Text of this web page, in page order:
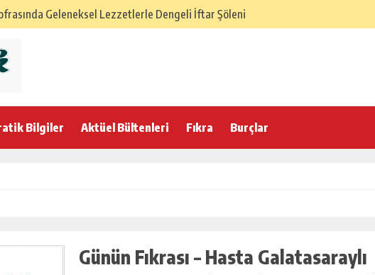
Geleneksel Lezzetlerle Dengeli İftar Şöleni
İFTAR SOFRASI – Gelenekten Gelen Lezzet Dengesi
Bereketi ile Hafif ve Dengeli İftar Sofrası
Bereket Sofrası Klasik İftar Menüsü
Bilgiler Aktüel Bültenleri Fıkra Burçlar
Günün Fıkrası – Hasta Galatasaraylı